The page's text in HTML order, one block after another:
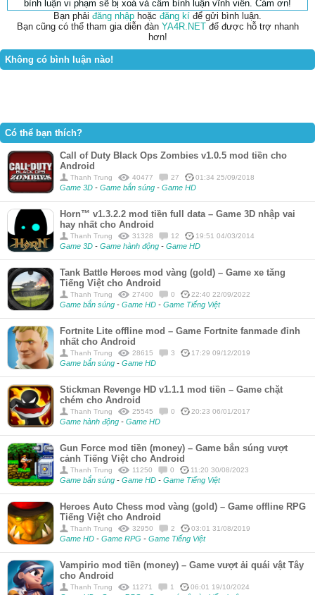
bình luận vi phạm sẽ bị xoá và cấm bình luận vĩnh viễn. Cám ơn!
Bạn phải đăng nhập hoặc đăng kí để gửi bình luận.
Bạn cũng có thể tham gia diễn đàn YA4R.NETđể được hỗ trợ nhanh
hơn!
Không có bình luận nào!
Có thể bạn thích?
Call of Duty Black Ops Zombies v1.0.5 mod tiền cho
Android
Thanh Trung 40477 27 01:34 25/09/2018
Game 3D - Game bắn súng - Game HD
Horn™ v1.3.2.2 mod tiền full data – Game 3D nhập vai
hay nhất cho Android
Thanh Trung 31328 12 19:51 04/03/2014
Game 3D - Game hành động - Game HD
Tank Battle Heroes mod vàng (gold) – Game xe tăng
Tiếng Việt cho Android
Thanh Trung 27400 0 22:40 22/09/2022
Game bắn súng - Game HD - Game Tiếng Việt
Fortnite Lite offline mod – Game Fortnite fanmade đỉnh
nhất cho Android
Thanh Trung 28615 3 17:29 09/12/2019
Game bắn súng - Game HD
Stickman Revenge HD v1.1.1 mod tiền – Game chặt
chém cho Android
Thanh Trung 25545 0 20:23 06/01/2017
Game hành động - Game HD
Gun Force mod tiền (money) – Game bắn súng vượt
cảnh Tiếng Việt cho Android
Thanh Trung 11250 0 11:20 30/08/2023
Game bắn súng - Game HD - Game Tiếng Việt
Heroes Auto Chess mod vàng (gold) – Game offline RPG
Tiếng Việt cho Android
Thanh Trung 32950 2 03:01 31/08/2019
Game HD - Game RPG - Game Tiếng Việt
Vampirio mod tiền (money) – Game vượt ải quái vật Tây
cho Android
Thanh Trung 11271 1 06:01 19/10/2024